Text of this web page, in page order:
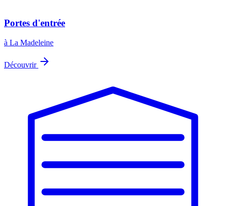
Portes d'entrée
à La Madeleine
Découvrir